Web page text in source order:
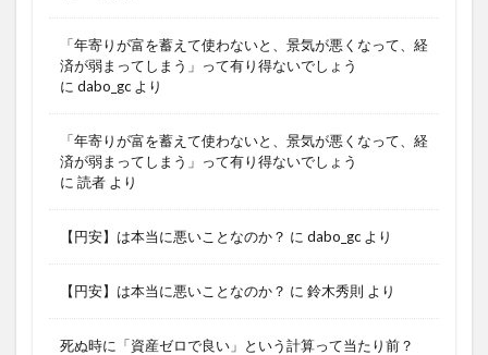
「年寄りが富を蓄えて使わないと、景気が悪くなって、経
済が弱まってしまう」って有り得ないでしょう
に dabo_gc より
「年寄りが富を蓄えて使わないと、景気が悪くなって、経
済が弱まってしまう」って有り得ないでしょう
に 読者 より
【円安】は本当に悪いことなのか？ に dabo_gc より
【円安】は本当に悪いことなのか？ に 鈴木秀則 より
死ぬ時に「資産ゼロで良い」という計算って当たり前？